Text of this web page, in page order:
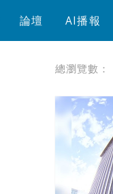
論壇 AI播報
總瀏覽數：